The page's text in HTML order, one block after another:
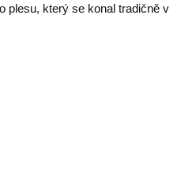
plesu, který se konal tradičně v